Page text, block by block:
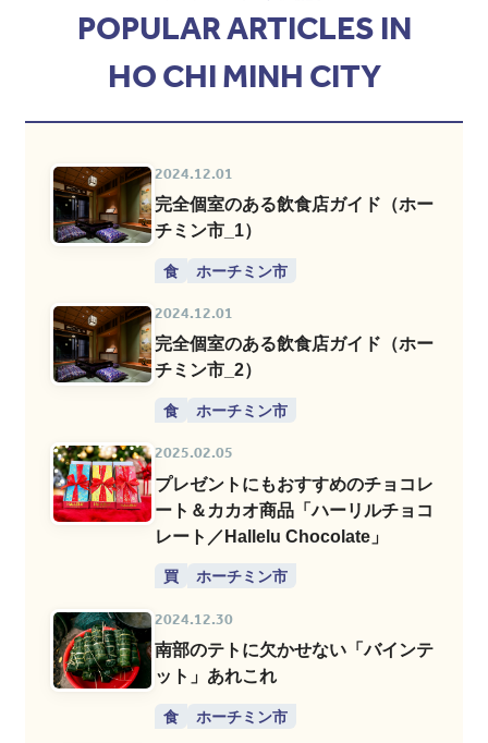
POPULAR ARTICLES IN
HO CHI MINH CITY
2024.12.01
完全個室のある飲食店ガイド（ホー
チミン市_1）
食 ホーチミン市
2024.12.01
完全個室のある飲食店ガイド（ホー
チミン市_2）
食 ホーチミン市
2025.02.05
プレゼントにもおすすめのチョコレ
ート＆カカオ商品「ハーリルチョコ
レート／Hallelu Chocolate」
買 ホーチミン市
2024.12.30
南部のテトに欠かせない「バインテ
ット」あれこれ
食 ホーチミン市